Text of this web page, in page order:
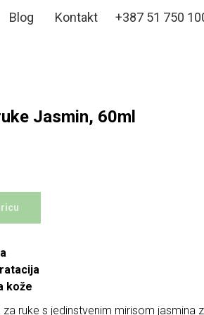
Blog Kontakt +387 51 750
Jasmin, 60ml
kože
za ruke s jedinstvenim mirisom jasmina